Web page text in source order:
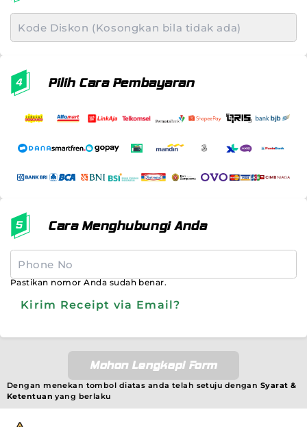
Pilih Cara Pembayaran
Cara Menghubungi Anda
Pastikan nomor Anda sudah benar.
Kirim Receipt via Email?
Mohon Lengkapi Form
Dengan menekan tombol diatas anda telah setuju dengan Syarat &
Ketentuan yang berlaku